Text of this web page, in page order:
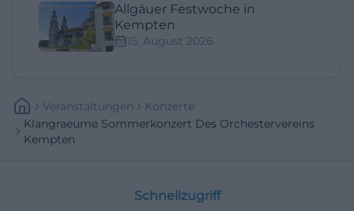
Allgäuer Festwoche in
Kempten
15. August 2026
Veranstaltungen
Konzerte
Klangraeume Sommerkonzert Des Orchestervereins
Kempten
Schnellzugriff